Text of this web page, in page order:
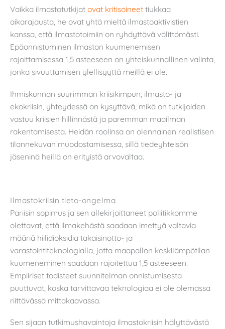
Vaikka ilmastotutkijat ovat kritisoineet tiukkaa
aikarajausta, he ovat yhtä mieltä ilmastoaktivistien
kanssa, että ilmastotoimiin on ryhdyttävä välittömästi.
Epäonnistuminen ilmaston kuumenemisen
rajoittamisessa 1,5 asteeseen on yhteiskunnallinen valinta,
jonka sivuuttamisen ylellisyyttä meillä ei ole.
Ihmiskunnan suurimman kriisikimpun, ilmasto- ja
ekokriisin, yhteydessä on kysyttävä, mikä on tutkijoiden
vastuu kriisien hillinnästä ja paremman maailman
rakentamisesta. Heidän roolinsa on olennainen realistisen
tilannekuvan muodostamisessa, sillä tiedeyhteisön
jäseninä heillä on erityistä arvovaltaa.
Ilmastokriisin tieto-ongelma
Pariisin sopimus ja sen allekirjoittaneet poliitikkomme
olettavat, että ilmakehästä saadaan imettyä valtavia
määriä hiilidioksidia takaisinotto- ja
varastointiteknologialla, jotta maapallon keskilämpötilan
kuumeneminen saadaan rajoitettua 1,5 asteeseen.
Empiiriset todisteet suunnitelman onnistumisesta
puuttuvat, koska tarvittavaa teknologiaa ei ole olemassa
riittävässä mittakaavassa.
Sen sijaan tutkimushavaintoja ilmastokriisin hälyttävästä